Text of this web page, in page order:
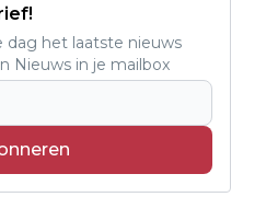
dag het laatste nieuws
Nieuws in je mailbox